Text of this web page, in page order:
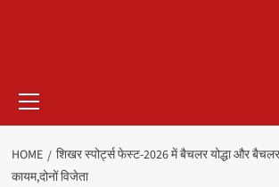
Menu
HOME
शिखर स्पोर्ट्स फेस्ट-2026 में बैचलर योद्धा और बैचलर
कायम,दोनों विजेता